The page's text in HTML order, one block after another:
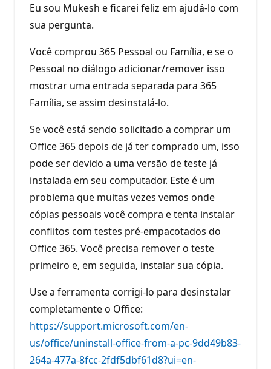
Eu sou Mukesh e ficarei feliz em ajudá-lo com
sua pergunta.
Você comprou 365 Pessoal ou Família, e se o
Pessoal no diálogo adicionar/remover isso
mostrar uma entrada separada para 365
Família, se assim desinstalá-lo.
Se você está sendo solicitado a comprar um
Office 365 depois de já ter comprado um, isso
pode ser devido a uma versão de teste já
instalada em seu computador. Este é um
problema que muitas vezes vemos onde
cópias pessoais você compra e tenta instalar
conflitos com testes pré-empacotados do
Office 365. Você precisa remover o teste
primeiro e, em seguida, instalar sua cópia.
Use a ferramenta corrigi-lo para desinstalar
completamente o Office:
https://support.microsoft.com/en-
us/office/uninstall-office-from-a-pc-9dd49b83-
264a-477a-8fcc-2fdf5dbf61d8?ui=en-